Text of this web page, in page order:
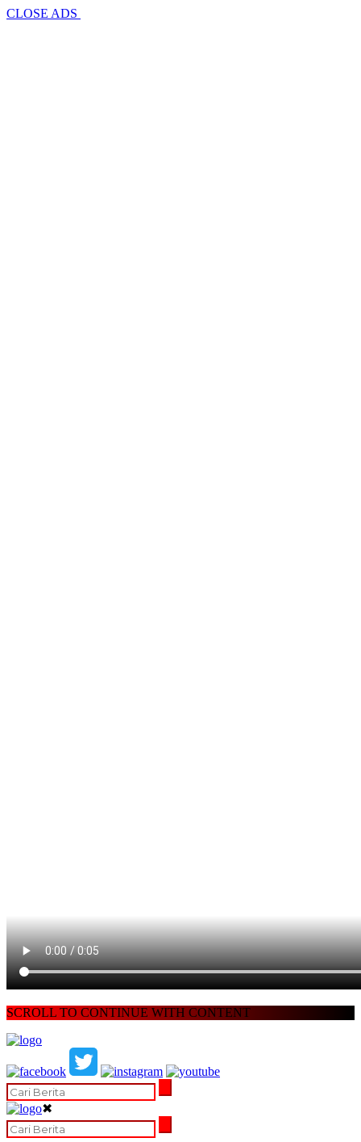
CLOSE ADS
SCROLL TO CONTINUE WITH CONTENT
✖